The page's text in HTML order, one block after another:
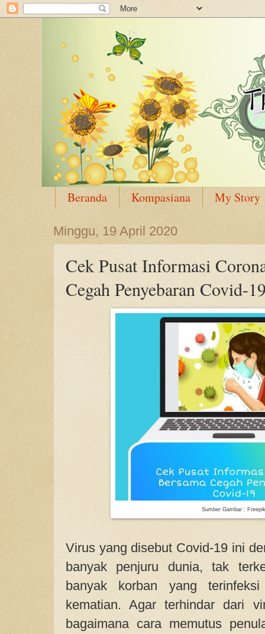
Beranda Kompasiana My Story
Minggu, 19 April 2020
Cek Pusat Informasi
Cegah Penyebaran Covid-
Sumber Gambar : Freepik
Virus yang disebut Covid-19 ini
banyak penjuru dunia, tak
banyak korban yang terinfeksi
kematian. Agar terhindar dari
bagaimana cara memutus